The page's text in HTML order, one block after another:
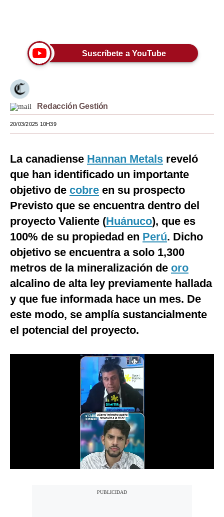
Lujo
Viajes
Moda
Estilos
Mundo
México
Internacional
Tecnología
Club del Suscriptor
G de Gestión
Notas Contratadas
Términos
Suscríbete a YouTube
Redacción Gestión
20/03/2025 10H39
La canadiense Hannan Metals reveló
que han identificado un importante
objetivo de cobre en su prospecto
Previsto que se encuentra dentro del
proyecto Valiente (Huánuco), que es
100% de su propiedad en Perú. Dicho
objetivo se encuentra a solo 1,300
metros de la mineralización de oro
alcalino de alta ley previamente hallada
y que fue informada hace un mes. De
este modo, se amplía sustancialmente
el potencial del proyecto.